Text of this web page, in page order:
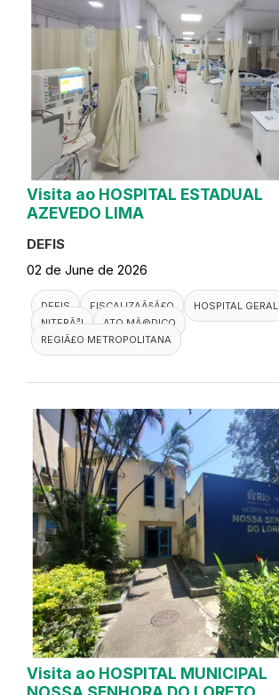
Visita ao HOSPITAL ESTADUAL
AZEVEDO LIMA
DEFIS
02 de June de 2026
DEFIS FISCALIZAÃ§Ã£O
HOSPITAL GERAL
NITERÃ³I
ATO MÃ©DICO
REGIÃ£O METROPOLITANA
Visita ao HOSPITAL MUNICIPAL